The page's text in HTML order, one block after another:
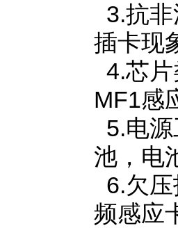
3.抗
插卡现
4.芯
MF1感
5.电
池，电
6.欠
频感应